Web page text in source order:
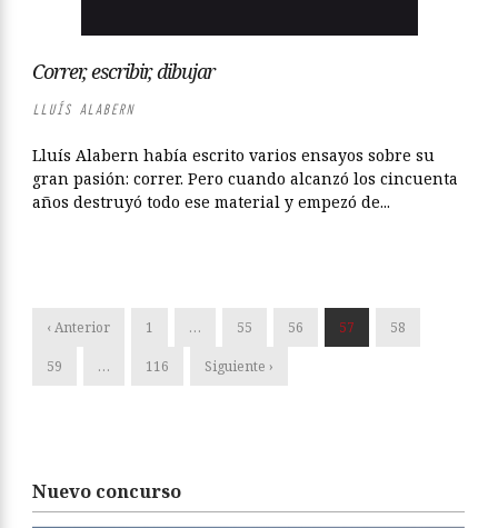
Correr, escribir, dibujar
LLUÍS ALABERN
Lluís Alabern había escrito varios ensayos sobre su
gran pasión: correr. Pero cuando alcanzó los cincuenta
años destruyó todo ese material y empezó de...
‹ Anterior 1 … 55 56 57 58
59 … 116 Siguiente ›
Nuevo concurso